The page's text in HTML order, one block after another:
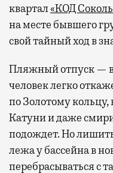
квартал«КОД
на месте бывшего
свой тайный ход в
Пляжный отпуск —
человек легко
по Золотому кольцу,
Катуни и даже
подождет. Но
лежа у бассейна в
перебрасываться с